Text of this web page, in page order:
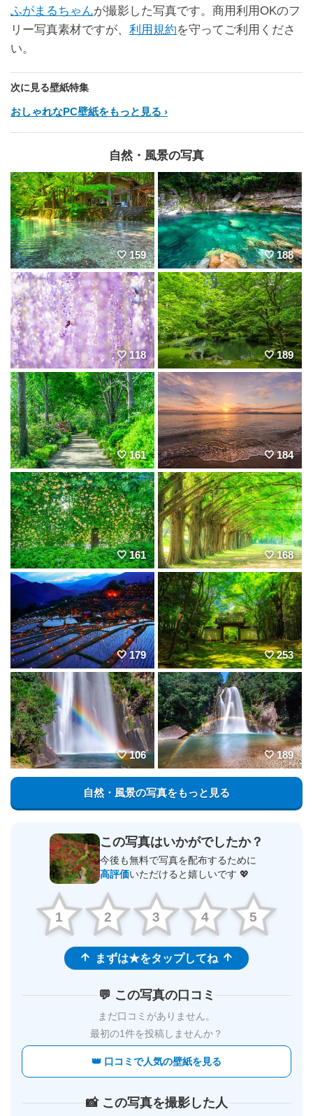
ふがまるちゃんが撮影した写真です。商用利用OKのフ
リー写真素材ですが、 利用規約を守ってご利用くださ
い。
次に見る壁紙特集
おしゃれなPC壁紙をもっと見る
自然・風景の写真
159 188
118 189
161 184
161 168
179 253
106 189
自然・風景の写真をもっと見る
この写真はいかがでしたか？
今後も無料で写真を配布するために
高評価いただけると嬉しいです 💖
1 2 3 4 5
まずは★をタップしてね
💬 この写真の口コミ
まだ口コミがありません。
最初の1件を投稿しませんか？
👑 口コミで人気の壁紙を見る
📸 この写真を撮影した人